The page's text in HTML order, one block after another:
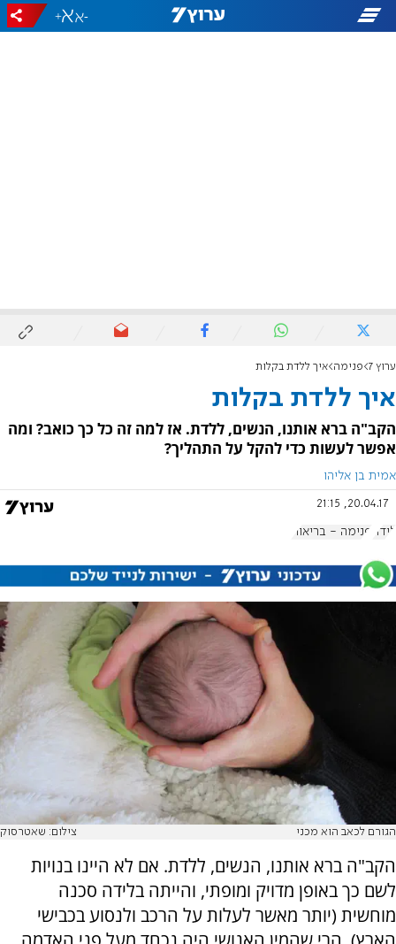
-
+
ערוץ 7 פנימה איך ללדת בקלות
איך ללדת בקלות
הקב"ה ברא אותנו, הנשים, ללדת. אז למה זה כל כך כואב? ומה
אפשר לעשות כדי להקל על התהליך?
אמית בן אליהו
20.04.17, 21:15
לידה פנימה - בריאות
הגורם לכאב הוא מכני צילום: שאטרסוק
הקב"ה ברא אותנו, הנשים, ללדת. אם לא היינו בנויות
לשם כך באופן מדויק ומופתי, והייתה בלידה סכנה
מוחשית (יותר מאשר לעלות על הרכב ולנסוע בכבישי